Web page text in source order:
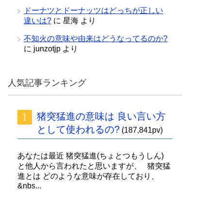
ドーナツとドーナッツはどっちが正しい
違いは? に 星海 より
不知火の意味や由来はどうなってるのか?
に junzotjp より
人気記事ランキング
猪突猛進の意味は 良い言い方
として使われるの? (187,841pv)
あなたは最近 猪突猛進(ちょとつもうしん)
と他人から言われたと思いますが、 猪突猛
進とは どのような意味が存在しており、
&nbs...